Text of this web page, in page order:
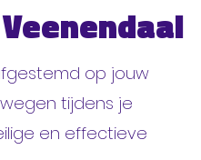
op jouw
tijdens je
en effectieve